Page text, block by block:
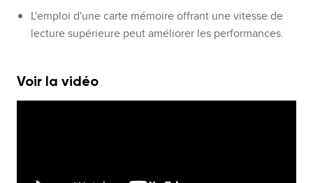
L'emploi d'une carte mémoire offrant une vitesse de
lecture supérieure peut améliorer les performances.
Voir la vidéo